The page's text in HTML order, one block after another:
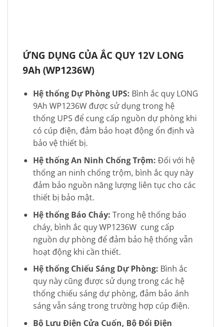
ỨNG DỤNG CỦA ẮC QUY 12V LONG
9Ah (WP1236W)
Hệ thống Dự Phòng UPS: Bình ắc quy LONG
9Ah WP1236W được sử dụng trong hệ
thống UPS để cung cấp nguồn dự phòng khi
có cúp điện, đảm bảo hoạt động ổn định và
bảo vệ thiết bị.
Hệ thống An Ninh Chống Trộm: Đối với hệ
thống an ninh chống trộm, bình ắc quy này
đảm bảo nguồn năng lượng liên tục cho các
thiết bị bảo mật.
Hệ thống Báo Cháy: Trong hệ thống báo
cháy, bình ắc quy WP1236W cung cấp
nguồn dự phòng để đảm bảo hệ thống vẫn
hoạt động khi cần thiết.
Hệ thống Chiếu Sáng Dự Phòng: Bình ắc
quy này cũng được sử dụng trong các hệ
thống chiếu sáng dự phòng, đảm bảo ánh
sáng vẫn sáng trong trường hợp cúp điện.
Bộ Lưu Điện Cửa Cuốn, Bộ Đổi Điện